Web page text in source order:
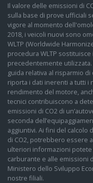
Il valore delle emissioni di
sulla base di prove ufficiali
vigore al momento
2018, i veicoli nuovi sono
WLTP (Worldwide
procedura WLTP sostituisce
precedentemente
guida relativa al risparmio
riporta i dati inerenti a tutti i
rendimento del motore,
tecnici contribuiscono a
emissioni di CO2 di
seconda
aggiuntivi. Ai fini del calcolo
di CO2, potrebbero essere
ulteriori informazioni potete
carburante e alle emissioni
Ministero dello Sviluppo
nostre filiali.